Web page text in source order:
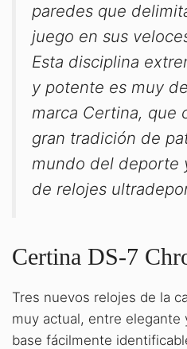
paredes que
juego en sus
Esta disciplina
y potente es muy
marca Certina, que
gran tradición de
mundo del deporte
de relojes
Certina DS-7
Tres nuevos relojes de la
muy actual, entre
base fácilmente